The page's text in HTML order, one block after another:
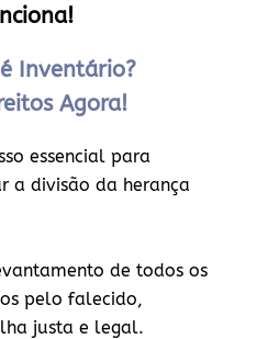
Inventário?
Agora!
essencial para
a divisão da herança
de todos os
pelo falecido,
justa e legal.